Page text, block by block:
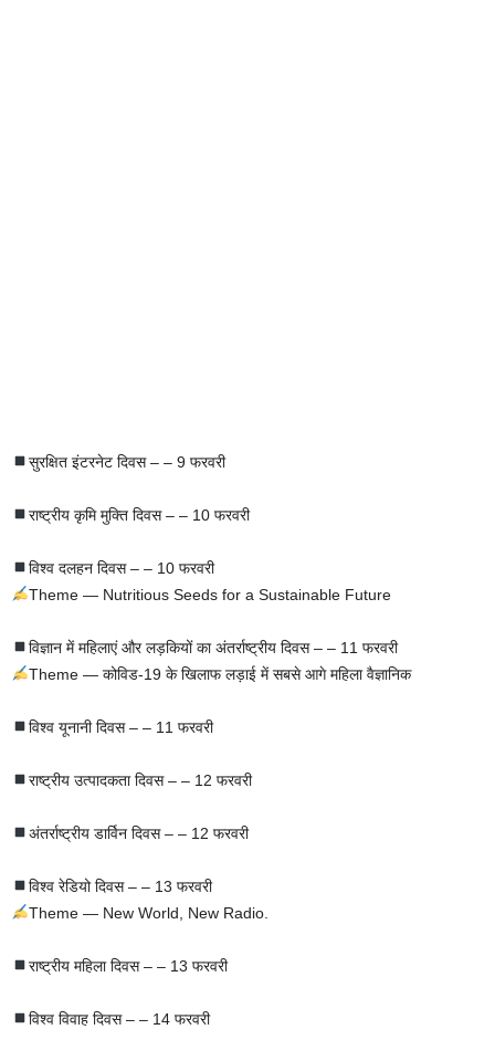
सुरक्षित इंटरनेट दिवस – – 9 फरवरी
राष्ट्रीय कृमि मुक्ति दिवस – – 10 फरवरी
विश्व दलहन दिवस – – 10 फरवरी
Theme — Nutritious Seeds for a Sustainable Future
विज्ञान में महिलाएं और लड़कियों का अंतर्राष्ट्रीय दिवस – – 11 फरवरी
Theme — कोविड-19 के खिलाफ लड़ाई में सबसे आगे महिला वैज्ञानिक
विश्व यूनानी दिवस – – 11 फरवरी
राष्ट्रीय उत्पादकता दिवस – – 12 फरवरी
अंतर्राष्ट्रीय डार्विन दिवस – – 12 फरवरी
विश्व रेडियो दिवस – – 13 फरवरी
Theme — New World, New Radio.
राष्ट्रीय महिला दिवस – – 13 फरवरी
विश्व विवाह दिवस – – 14 फरवरी